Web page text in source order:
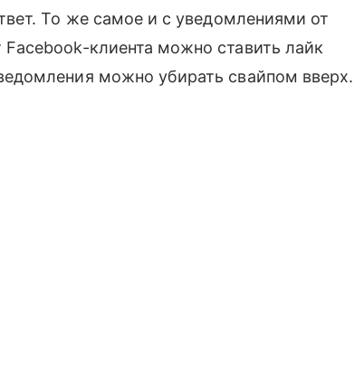
То же самое и с уведомлениями от
клиента можно ставить лайк
можно убирать свайпом вверх.